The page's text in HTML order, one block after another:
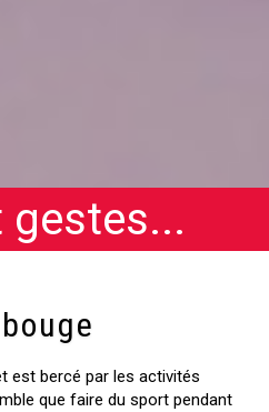
gestes...
est bercé par les activités
que faire du sport pendant